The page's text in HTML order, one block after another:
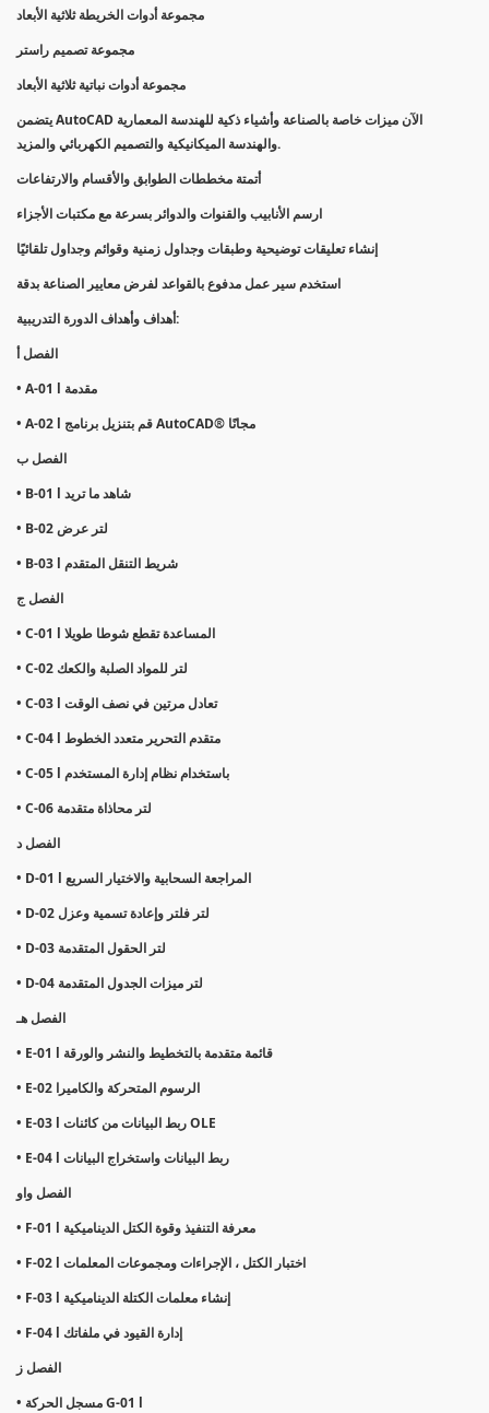
مجموعة أدوات الخريطة ثلاثية الأبعاد
مجموعة تصميم راستر
مجموعة أدوات نباتية ثلاثية الأبعاد
يتضمن AutoCAD الآن ميزات خاصة بالصناعة وأشياء ذكية للهندسة المعمارية
والهندسة الميكانيكية والتصميم الكهربائي والمزيد.
أتمتة مخططات الطوابق والأقسام والارتفاعات
ارسم الأنابيب والقنوات والدوائر بسرعة مع مكتبات الأجزاء
إنشاء تعليقات توضيحية وطبقات وجداول زمنية وقوائم وجداول تلقائيًا
استخدم سير عمل مدفوع بالقواعد لفرض معايير الصناعة بدقة
أهداف وأهداف الدورة التدريبية:
الفصل أ
• A-01 l مقدمة
• A-02 l قم بتنزيل برنامج AutoCAD® مجانًا
الفصل ب
• B-01 l شاهد ما تريد
• B-02 لتر عرض
• B-03 l شريط التنقل المتقدم
الفصل ج
• C-01 l المساعدة تقطع شوطا طويلا
• C-02 لتر للمواد الصلبة والكعك
• C-03 l تعادل مرتين في نصف الوقت
• C-04 l متقدم التحرير متعدد الخطوط
• C-05 l باستخدام نظام إدارة المستخدم
• C-06 لتر محاذاة متقدمة
الفصل د
• D-01 l المراجعة السحابية والاختيار السريع
• D-02 لتر فلتر وإعادة تسمية وعزل
• D-03 لتر الحقول المتقدمة
• D-04 لتر ميزات الجدول المتقدمة
الفصل هـ
• E-01 l قائمة متقدمة بالتخطيط والنشر والورقة
• E-02 الرسوم المتحركة والكاميرا
• E-03 l ربط البيانات من كائنات OLE
• E-04 l ربط البيانات واستخراج البيانات
الفصل واو
• F-01 l معرفة التنفيذ وقوة الكتل الديناميكية
• F-02 l اختبار الكتل ، الإجراءات ومجموعات المعلمات
• F-03 l إنشاء معلمات الكتلة الديناميكية
• F-04 l إدارة القيود في ملفاتك
الفصل ز
• مسجل الحركة G-01 l